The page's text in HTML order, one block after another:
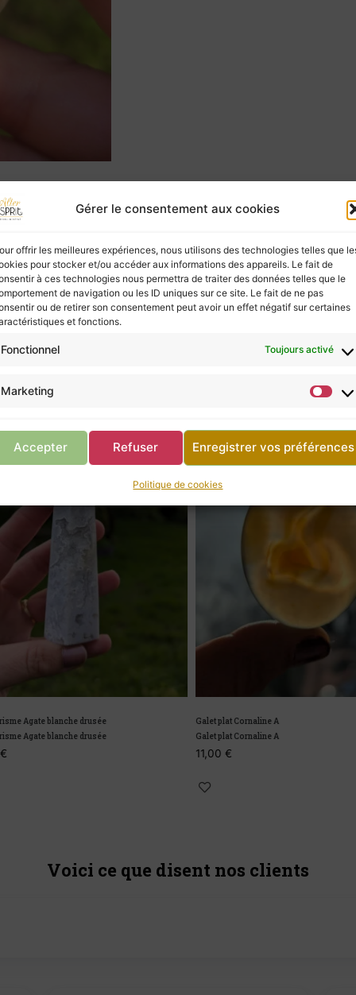
Gérer le consentement aux cookies
offrir les meilleures expériences, nous utilisons des technologies telles que
pour stocker et/ou accéder aux informations des appareils. Le fait de
à ces technologies nous permettra de traiter des données telles que le
de navigation ou les ID uniques sur ce site. Le fait de ne pas
ou de retirer son consentement peut avoir un effet négatif sur certaines
et fonctions.
Fonctionnel Toujours activé
Marketing
Accepter Refuser Enregistrer vos préférences
Politique de cookies
à ceux qui les écoutent, mais elles ne
ne négligez pas la consultation d’un
Retour à la boutique
Agate blanche drusée
Agate blanche drusée
Galet plat Cornaline A
Galet plat Cornaline A
11,00€
Voici ce que disent nos clients